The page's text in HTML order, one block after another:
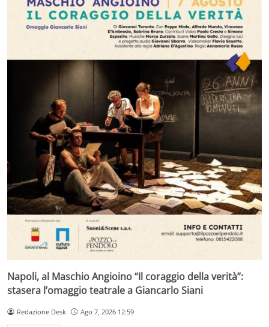
Napoli, al Maschio Angioino “Il coraggio della verità”:
stasera l’omaggio teatrale a Giancarlo Siani
Redazione Desk Ago 7, 2026 12:59